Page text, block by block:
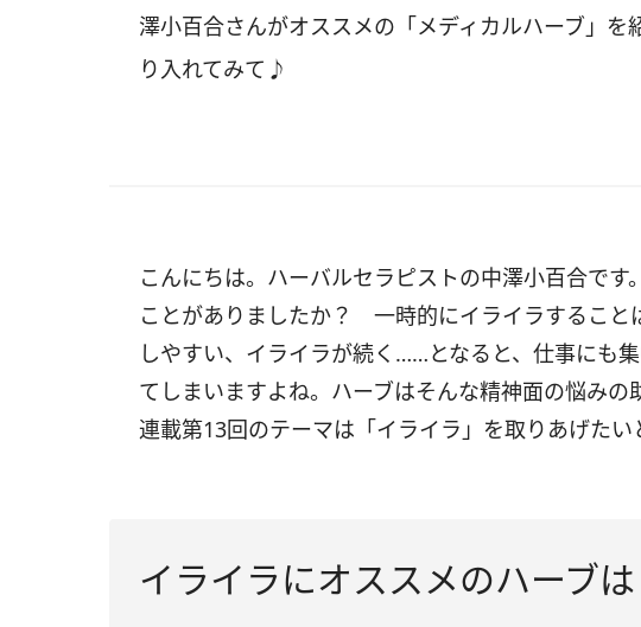
澤小百合さんがオススメの「メディカルハーブ」を
り入れてみて♪
こんにちは。ハーバルセラピストの中澤小百合で
ことがありましたか？ 一時的にイライラすること
しやすい、イライラが続く……となると、仕事にも
てしまいますよね。ハーブはそんな精神面の悩みの
連載第13回のテーマは「イライラ」を取りあげたい
イライラにオススメのハーブは